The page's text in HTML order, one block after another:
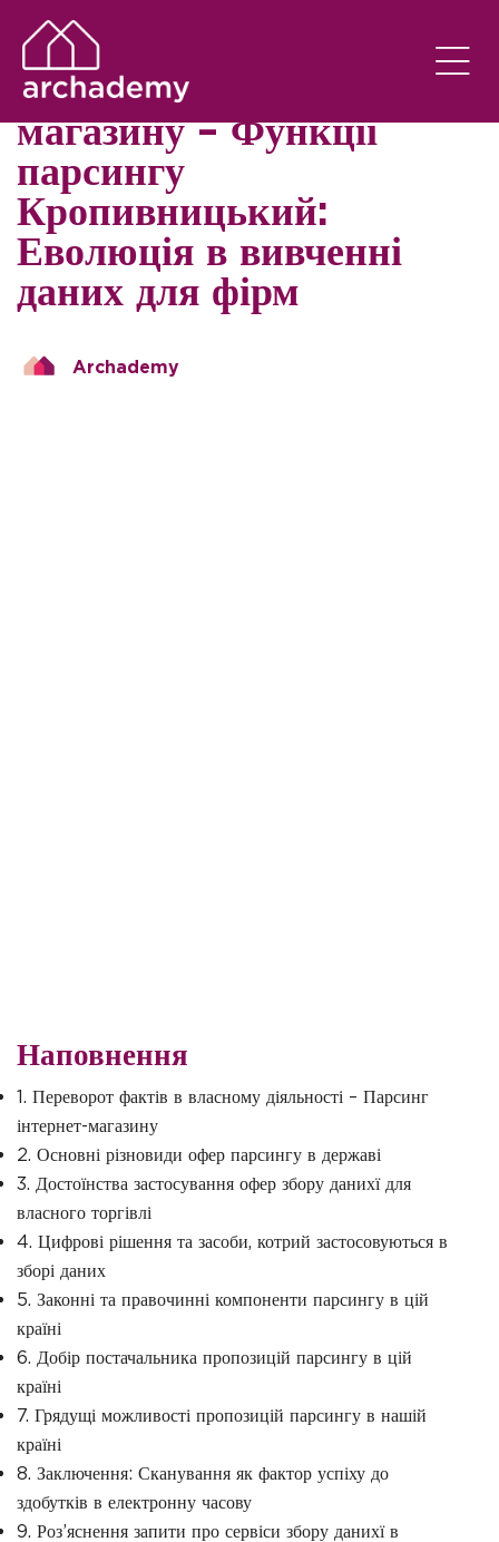
SEM CATEGORIA
Парсинг інтернет-
магазину – Функції
парсингу
Кропивницький:
Еволюція в вивченні
даних для фірм
Archademy
Наповнення
1. Переворот фактів в власному діяльності – Парсинг
інтернет-магазину
2. Основні різновиди офер парсингу в державі
3. Достоїнства застосування офер збору данихї для
власного торгівлі
4. Цифрові рішення та засоби, котрий застосовуються в
зборі даних
5. Законні та правочинні компоненти парсингу в цій
країні
6. Добір постачальника пропозицій парсингу в цій
країні
7. Грядущі можливості пропозицій парсингу в нашій
країні
8. Заключення: Сканування як фактор успіху до
здобутків в електронну часову
9. Роз’яснення запити про сервіси збору данихї в